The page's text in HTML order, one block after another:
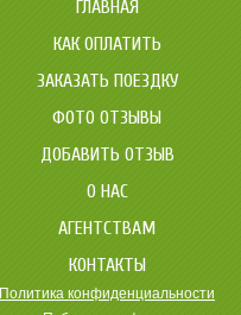
ГЛАВНАЯ
КАК ОПЛАТИТЬ
ЗАКАЗАТЬ ПОЕЗДКУ
ФОТО ОТЗЫВЫ
ДОБАВИТЬ ОТЗЫВ
О НАС
АГЕНТСТВАМ
КОНТАКТЫ
Политика конфиденциальности